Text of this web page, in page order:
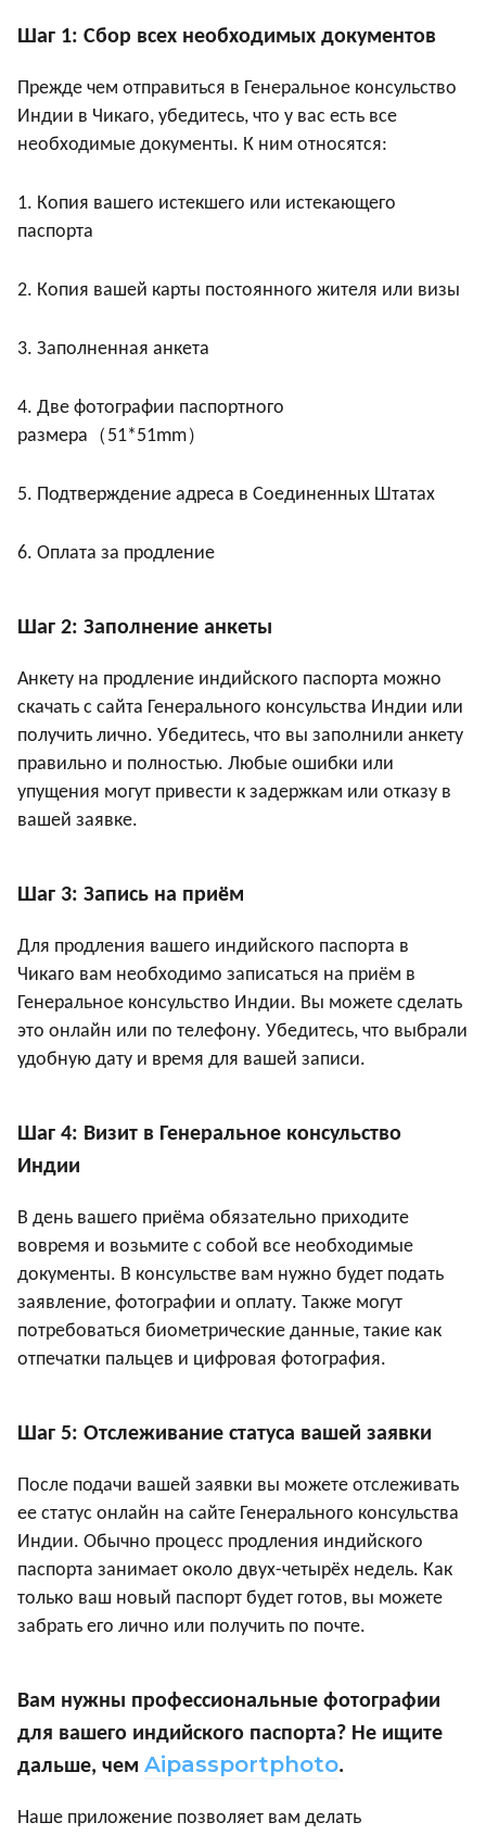
Шаг 1: Сбор всех необходимых документов
Прежде чем отправиться в Генеральное консульство
Индии в Чикаго, убедитесь, что у вас есть все
необходимые документы. К ним относятся:
1. Копия вашего истекшего или истекающего
паспорта
2. Копия вашей карты постоянного жителя или визы
3. Заполненная анкета
4. Две фотографии паспортного
размера （ 51*51mm）
5. Подтверждение адреса в Соединенных Штатах
6. Оплата за продление
Шаг 2: Заполнение анкеты
Анкету на продление индийского паспорта можно
скачать с сайта Генерального консульства Индии или
получить лично. Убедитесь, что вы заполнили анкету
правильно и полностью. Любые ошибки или
упущения могут привести к задержкам или отказу в
вашей заявке.
Шаг 3: Запись на приём
Для продления вашего индийского паспорта в
Чикаго вам необходимо записаться на приём в
Генеральное консульство Индии. Вы можете сделать
это онлайн или по телефону. Убедитесь, что выбрали
удобную дату и время для вашей записи.
Шаг 4: Визит в Генеральное консульство
Индии
В день вашего приёма обязательно приходите
вовремя и возьмите с собой все необходимые
документы. В консульстве вам нужно будет подать
заявление, фотографии и оплату. Также могут
потребоваться биометрические данные, такие как
отпечатки пальцев и цифровая фотография.
Шаг 5: Отслеживание статуса вашей заявки
После подачи вашей заявки вы можете отслеживать
ее статус онлайн на сайте Генерального консульства
Индии. Обычно процесс продления индийского
паспорта занимает около двух-четырёх недель. Как
только ваш новый паспорт будет готов, вы можете
забрать его лично или получить по почте.
Вам нужны профессиональные фотографии
для вашего индийского паспорта? Не ищите
дальше, чем Aipassportphoto.
Наше приложение позволяет вам делать